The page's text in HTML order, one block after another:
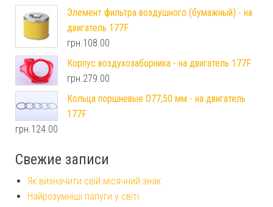
Элемент фильтра воздушного (бумажный) - на
двигатель 177F
грн.108.00
Корпус воздухозаборника - на двигатель 177F
грн.279.00
Кольца поршневые O77,50 мм - на двигатель
177F
грн.124.00
Свежие записи
Як визначити свій місячний знак
Найрозумніші папуги у світі